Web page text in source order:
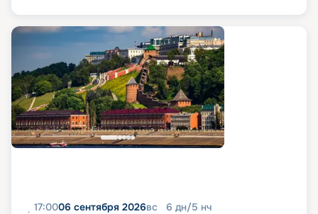
17:0006 сентября 2026вс 6 дн/5 нч